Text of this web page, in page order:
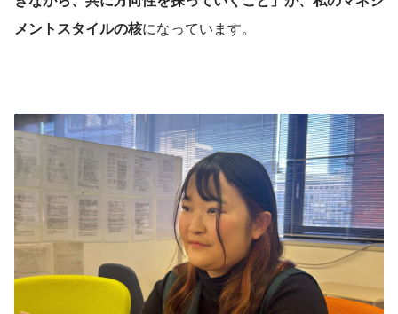
メントスタイルの核になっています。